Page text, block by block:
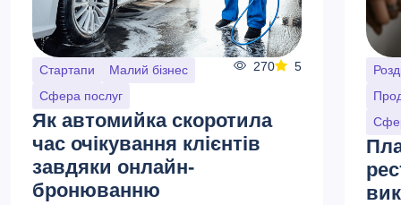
Стартапи
Малий бізнес
Сфера послуг
270 5
Як автомийка скоротила
час очікування клієнтів
завдяки онлайн-
бронюванню